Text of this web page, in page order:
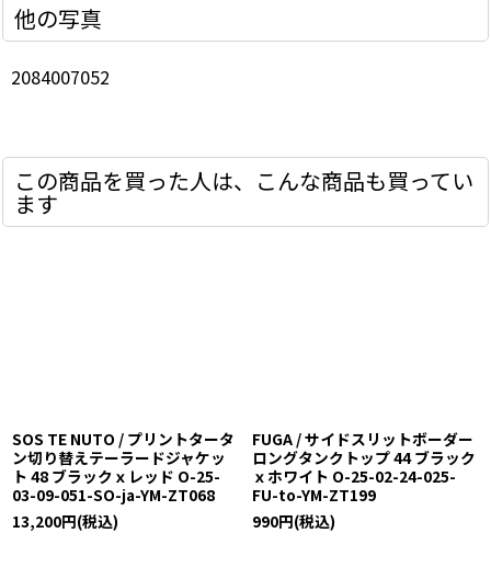
他の写真
2084007052
この商品を買った人は、こんな商品も買ってい
ます
SOS TE NUTO / プリントタータ
ン切り替えテーラードジャケッ
ト 48 ブラックｘレッド O-25-
03-09-051-SO-ja-YM-ZT068
13,200円(税込)
FUGA / サイドスリットボーダー
ロングタンクトップ 44 ブラック
ｘホワイト O-25-02-24-025-
FU-to-YM-ZT199
990円(税込)